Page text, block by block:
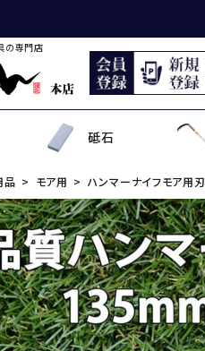
の専門店
丁
砥石
ナー
アタッチメント
・噴霧器
草用具
剣鉈
ンマー・トンカチ
和鋏
・鰹節削り
品 モア用 ハンマーナイフモア用刃